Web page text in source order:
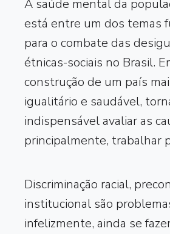
A saúde mental da
está entre um dos temas
para o combate das
étnicas-sociais no Brasil.
construção de um país
igualitário e saudável,
indispensável avaliar as
principalmente, trabalhar
Discriminação racial,
institucional são
infelizmente, ainda se